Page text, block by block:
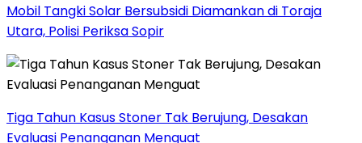
Mobil Tangki Solar Bersubsidi Diamankan di Toraja
Utara, Polisi Periksa Sopir
Tiga Tahun Kasus Stoner Tak Berujung, Desakan
Evaluasi Penanganan Menguat